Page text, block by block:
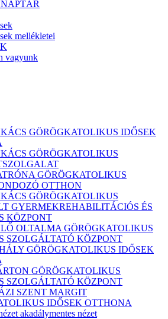
mellékletei
vagyunk
GÖRÖGKATOLIKUS IDŐSEK
GÖRÖGKATOLIKUS
GÖRÖGKATOLIKUS
OTTHON
GÖRÖGKATOLIKUS
GYERMEKREHABILITÁCIÓS ÉS
KÖZPONT
OLTALMA GÖRÖGKATOLIKUS
SZOLGÁLTATÓ KÖZPONT
GÖRÖGKATOLIKUS IDŐSEK
GÖRÖGKATOLIKUS
SZOLGÁLTATÓ KÖZPONT
SZENT MARGIT
IDŐSEK OTTHONA
akadálymentes nézet